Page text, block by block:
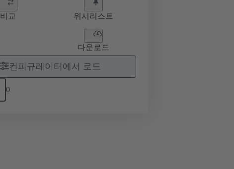
비교 위시리스트
다운로드
컨피규레이터에서 로드
0